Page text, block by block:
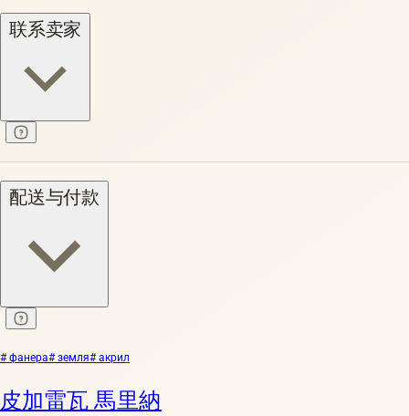
联系卖家
配送与付款
# фанера# земля# акрил
皮加雷瓦 馬里納